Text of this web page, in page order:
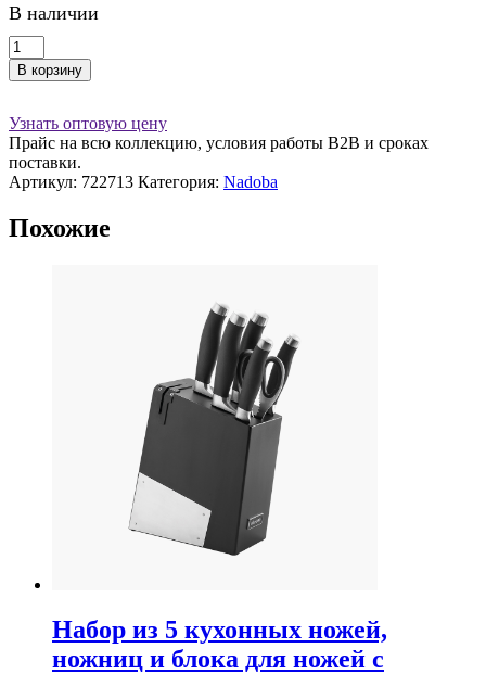
В наличии
Количество
товара
Нож
20
см,
RUT
В корзину
Узнать оптовую цену
Прайс на всю коллекцию, условия работы В2В и сроках
поставки.
Артикул: 722713 Категория: Nadoba
Похожие
Набор из 5 кухонных ножей,
ножниц и блока для ножей с